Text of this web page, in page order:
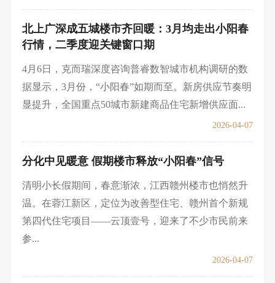
北上广深成五城楼市齐回暖：3月均走出小阳春
行情，二季度迎关键窗口期
4月6日，克而瑞深度咨询普睿数智城市机构调研的数
据显示，3月份，“小阳春”如期而至。新房供应节奏明
显提升，全国重点50城市新建商品住宅新增供应面...
2026-04-07
分化中见暖意 假期楼市释放“小阳春”信号
清明小长假期间，春意渐浓，江西赣州楼市也悄然升
温。在蓉江新区，定位为改善型住宅、赣州首个新规
第四代住宅项目——云顶壹号，迎来了不少市民前来
参...
2026-04-07